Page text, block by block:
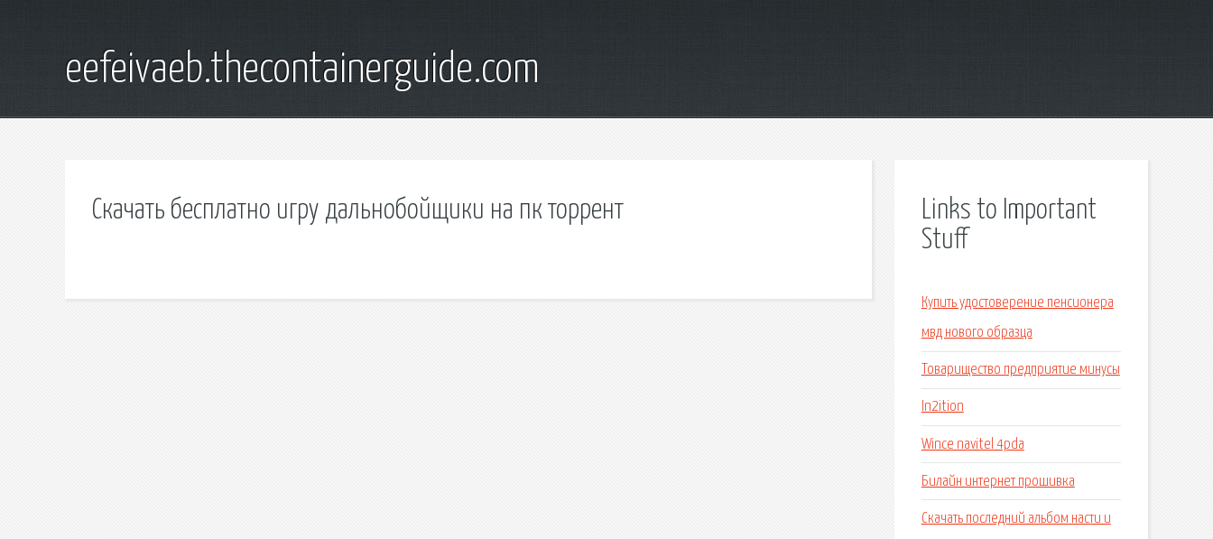
eefeivaeb.thecontainerguide.com
Скачать бесплатно игру дальнобойщики на пк торрент
Links to Important
Stuff
Купить удостоверение пенсионера
мвд нового образца
Товарищество предприятие минусы
In2ition
Wince navitel 4pda
Билайн интернет прошивка
Скачать последний альбом насти и